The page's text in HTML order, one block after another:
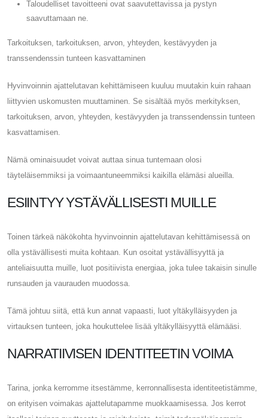
Taloudelliset tavoitteeni ovat saavutettavissa ja pystyn
saavuttamaan ne.
Tarkoituksen, tarkoituksen, arvon, yhteyden, kestävyyden ja
transsendenssin tunteen kasvattaminen
Hyvinvoinnin ajattelutavan kehittämiseen kuuluu muutakin kuin rahaan
liittyvien uskomusten muuttaminen. Se sisältää myös merkityksen,
tarkoituksen, arvon, yhteyden, kestävyyden ja transsendenssin tunteen
kasvattamisen.
Nämä ominaisuudet voivat auttaa sinua tuntemaan olosi
täyteläisemmiksi ja voimaantuneemmiksi kaikilla elämäsi alueilla.
ESIINTYY YSTÄVÄLLISESTI MUILLE
Toinen tärkeä näkökohta hyvinvoinnin ajattelutavan kehittämisessä on
olla ystävällisesti muita kohtaan. Kun osoitat ystävällisyyttä ja
anteliaisuutta muille, luot positiivista energiaa, joka tulee takaisin sinulle
runsauden ja vaurauden muodossa.
Tämä johtuu siitä, että kun annat vapaasti, luot yltäkylläisyyden ja
virtauksen tunteen, joka houkuttelee lisää yltäkylläisyyttä elämääsi.
NARRATIIVISEN IDENTITEETIN VOIMA
Tarina, jonka kerromme itsestämme, kerronnallisesta identiteetistämme,
on erityisen voimakas ajattelutapamme muokkaamisessa. Jos kerrot